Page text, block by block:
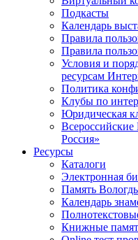
Подкасты
Календарь
Правила
Правила
Условия и
ресурсам
Политика
Клубы по
Юридическая
Всероссийские
Россия»
Ресурсы
Каталоги
Электронная
Память
Календарь
Книжные